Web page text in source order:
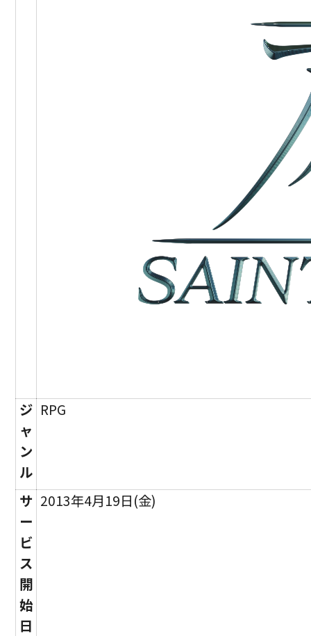
ジ
ャ
ン
ル
RPG
サ
ー
ビ
ス
開
始
日
2013年4月19日(金)